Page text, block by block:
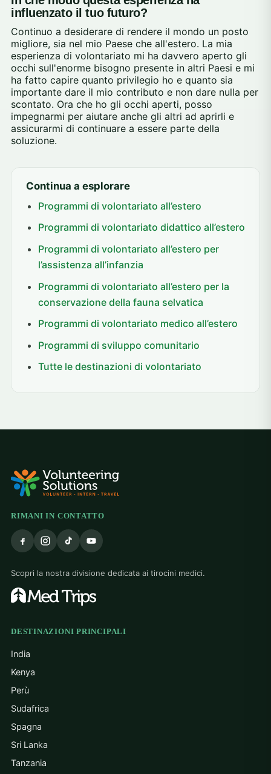
influenzato il tuo futuro?
Continuo a desiderare di rendere il mondo un posto
migliore, sia nel mio Paese che all'estero. La mia
esperienza di volontariato mi ha davvero aperto gli
occhi sull'enorme bisogno presente in altri Paesi e mi
ha fatto capire quanto privilegio ho e quanto sia
importante dare il mio contributo e non dare nulla per
scontato. Ora che ho gli occhi aperti, posso
impegnarmi per aiutare anche gli altri ad aprirli e
assicurarmi di continuare a essere parte della
soluzione.
Continua a esplorare
Programmi di volontariato all’estero
Programmi di volontariato didattico all’estero
Programmi di volontariato all’estero per
l’assistenza all’infanzia
Programmi di volontariato all’estero per la
conservazione della fauna selvatica
Programmi di volontariato medico all’estero
Programmi di sviluppo comunitario
Tutte le destinazioni di volontariato
RIMANI IN CONTATTO
Scopri la nostra divisione dedicata ai tirocini medici.
DESTINAZIONI PRINCIPALI
India
Kenya
Perù
Sudafrica
Spagna
Sri Lanka
Tanzania